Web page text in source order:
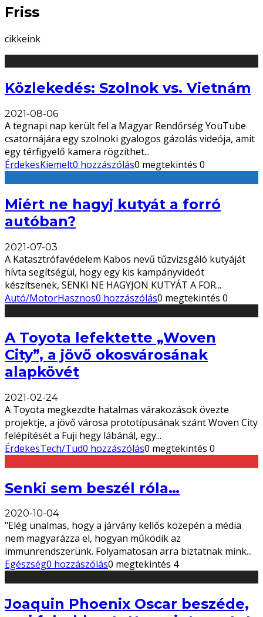
Friss
cikkeink
Közlekedés: Szolnok vs. Vietnám
2021-08-06
A tegnapi nap került fel a Magyar Rendőrség YouTube
csatornájára egy szolnoki gyalogos gázolás videója, amit
egy térfigyelő kamera rögzíthet...
ÉrdekesKiemelt0 hozzászólás0 megtekintés 0
Miért ne hagyj kutyát a forró
autóban?
2021-07-03
A Katasztrófavédelem Kabos nevű tűzvizsgáló kutyáját
hívta segítségül, hogy egy kis kampányvideót
készítsenek, SENKI NE HAGYJON KUTYÁT A FOR...
Autó/MotorHasznos0 hozzászólás0 megtekintés 0
A Toyota lefektette „Woven
City”, a jövő okosvárosának
alapkövét
2021-02-24
A Toyota megkezdte hatalmas várakozások övezte
projektje, a jövő városa prototípusának szánt Woven City
felépítését a Fuji hegy lábánál, egy...
ÉrdekesTech/Tud0 hozzászólás0 megtekintés 0
Senki sem beszél róla…
2020-10-04
"Elég unalmas, hogy a járvány kellős közepén a média
nem magyarázza el, hogyan működik az
immunrendszerünk. Folyamatosan arra biztatnak mink...
Egészség0 hozzászólás0 megtekintés 4
Joaquin Phoenix Oscar beszéde,